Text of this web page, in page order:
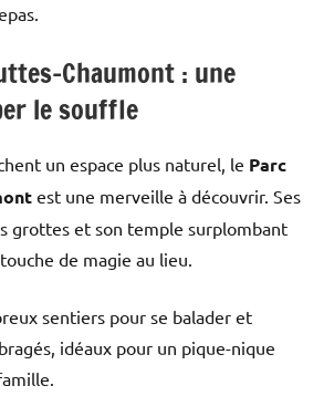
Chaumont : une
le souffle
un espace plus naturel, le Parc
est une merveille à découvrir. Ses
grottes et son temple surplombant
de magie au lieu.
sentiers pour se balader et
idéaux pour un pique-nique